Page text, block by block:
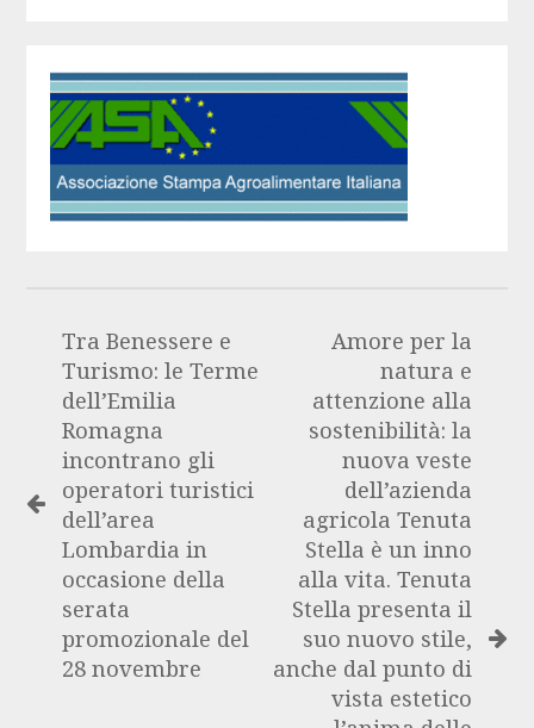
Tra Benessere e
Turismo: le Terme
dell’Emilia
Romagna
incontrano gli
operatori turistici
dell’area
Lombardia in
occasione della
serata
promozionale del
28 novembre
Amore per la
natura e
attenzione alla
sostenibilità: la
nuova veste
dell’azienda
agricola Tenuta
Stella è un inno
alla vita. Tenuta
Stella presenta il
suo nuovo stile,
anche dal punto di
vista estetico